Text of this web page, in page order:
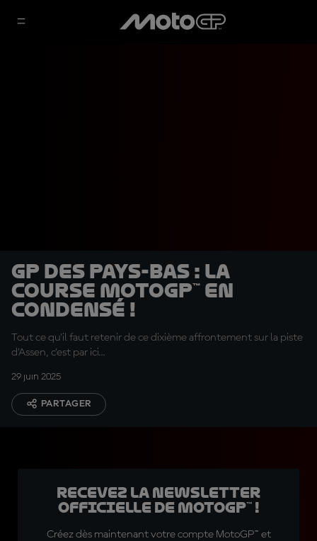
GP des Pays-Bas : la
course MotoGP™ en
condensé !
Tout ce qu'il faut retenir de ce dixième affrontement sur la piste
d'Assen, c'est par ici…
29 juin 2025
PARTAGER
Recevez la Newsletter
officielle de MotoGP™ !
Créez dès maintenant votre compte MotoGP™ et